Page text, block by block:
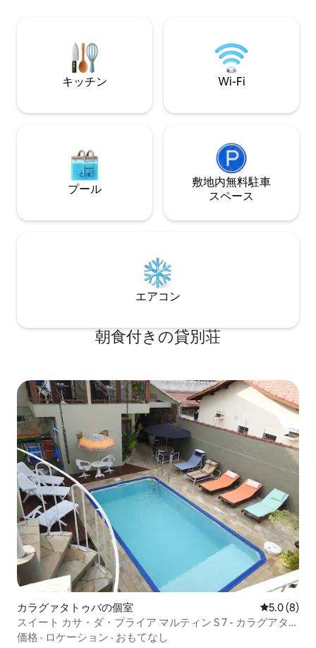
場、肉屋、パン屋、薬局...
な体験をお楽しみ
キッチン Wi-Fi
プール
敷地内無料駐⁠車
ス⁠ペ⁠ー⁠ス
エアコン
朝食付きの貸別荘
カラグァタトゥバの個室 レビュー8
5.0 (8)
スイート カサ・ダ・プライア マルティン S 7 - カラグアタト
ゥーバ
価格 · ロケーション · おもてなし